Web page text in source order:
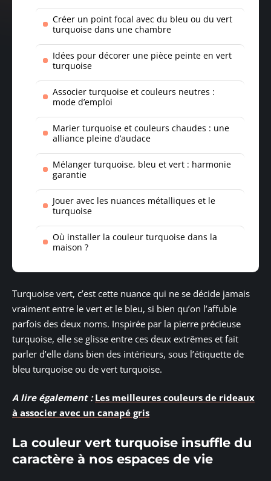
Créer un point focal avec du bleu ou du vert
turquoise dans une chambre
Idées pour décorer une pièce peinte en vert
turquoise
Associer turquoise et couleurs neutres :
mode d’emploi
Marier turquoise et couleurs chaudes : une
alliance pleine d’audace
Mélanger turquoise, bleu et vert : harmonie
garantie
Jouer avec les nuances métalliques et le
turquoise
Où installer la couleur turquoise dans la
maison ?
Turquoise vert, c’est cette nuance qui ne se décide jamais
vraiment entre le vert et le bleu, si bien qu’on l’affuble
parfois des deux noms. Inspirée par la pierre précieuse
turquoise, elle se glisse entre ces deux extrêmes et fait
parler d’elle dans bien des intérieurs, sous l’étiquette de
bleu turquoise ou de vert turquoise.
A lire également : Les meilleures couleurs de rideaux
à associer avec un canapé gris
La couleur vert turquoise insuffle du
caractère à nos espaces de vie